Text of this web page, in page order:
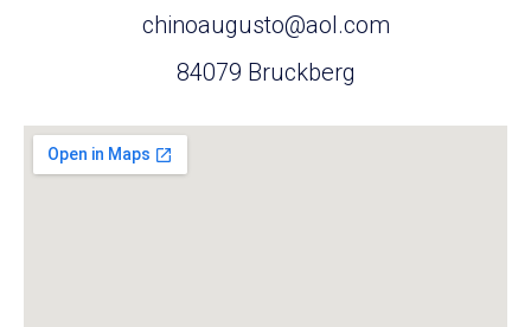
chinoaugusto@aol.com
84079 Bruckberg